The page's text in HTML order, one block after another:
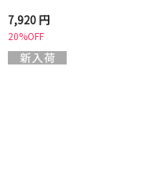
7,920 円
20%OFF